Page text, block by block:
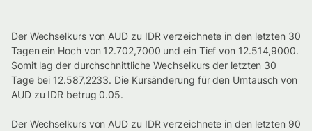
Der Wechselkurs von AUD zu IDR verzeichnete in den letzten 30
Tagen ein Hoch von 12.702,7000 und ein Tief von 12.514,9000.
Somit lag der durchschnittliche Wechselkurs der letzten 30
Tage bei 12.587,2233. Die Kursänderung für den Umtausch von
AUD zu IDR betrug 0.05.
Der Wechselkurs von AUD zu IDR verzeichnete in den letzten 90